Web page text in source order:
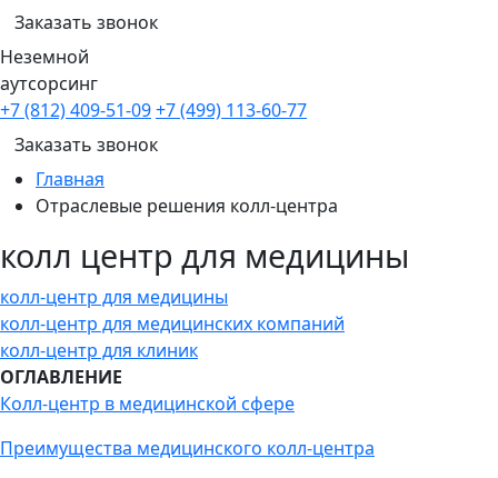
Заказать звонок
Неземной
аутсорсинг
+7 (812) 409-51-09+7 (499) 113-60-77
Заказать звонок
Главная
Отраслевые решения колл-центра
колл центр для медицины
колл-центр для медицины
колл-центр для медицинских компаний
колл-центр для клиник
ОГЛАВЛЕНИЕ
Колл-центр в медицинской сфере
Преимущества медицинского колл-центра